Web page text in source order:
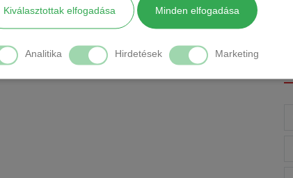
Kiválasztottak elfogadása Minden elfogadása
Analitika Hirdetések Marketing